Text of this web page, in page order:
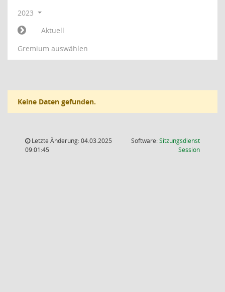
2023
Aktuell
Gremium auswählen
Keine Daten gefunden.
Letzte Änderung: 04.03.2025
09:01:45
Software:Sitzungsdienst
Session(Wird in